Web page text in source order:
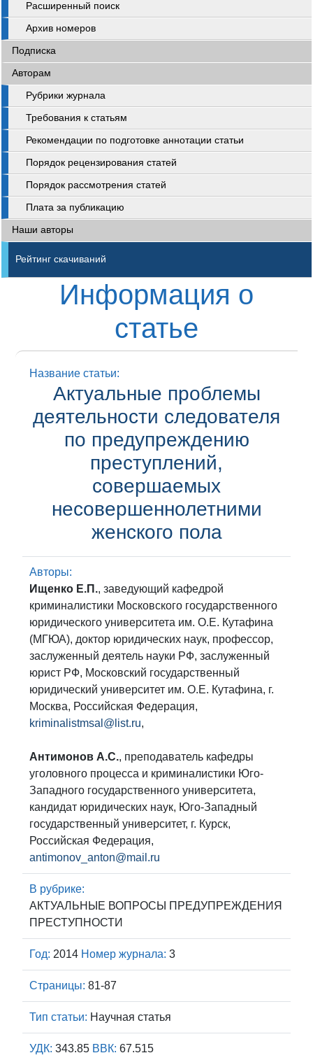
Расширенный поиск
Архив номеров
Подписка
Авторам
Рубрики журнала
Требования к статьям
Рекомендации по подготовке аннотации статьи
Порядок рецензирования статей
Порядок рассмотрения статей
Плата за публикацию
Наши авторы
Рейтинг скачиваний
Информация о
статье
Название статьи:
Актуальные проблемы
деятельности следователя
по предупреждению
преступлений,
совершаемых
несовершеннолетними
женского пола
Авторы:
Ищенко Е.П., заведующий кафедрой
криминалистики Московского государственного
юридического университета им. О.Е. Кутафина
(МГЮА), доктор юридических наук, профессор,
заслуженный деятель науки РФ, заслуженный
юрист РФ, Московский государственный
юридический университет им. О.Е. Кутафина, г.
Москва, Российская Федерация,
kriminalistmsal@list.ru,
Антимонов А.С., преподаватель кафедры
уголовного процесса и криминалистики Юго-
Западного государственного университета,
кандидат юридических наук, Юго-Западный
государственный университет, г. Курск,
Российская Федерация,
antimonov_anton@mail.ru
В рубрике:
АКТУАЛЬНЫЕ ВОПРОСЫ ПРЕДУПРЕЖДЕНИЯ
ПРЕСТУПНОСТИ
Год: 2014 Номер журнала: 3
Страницы: 81-87
Тип статьи: Научная статья
УДК: 343.85 ВВК: 67.515